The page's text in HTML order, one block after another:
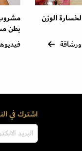
الوزن
بطن
اشترك في